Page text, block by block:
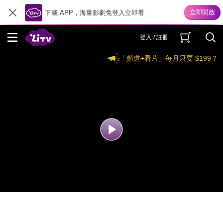
下載 APP，海量影劇免登入立即看
登入 / 註冊
「頻道+看片」每月只要 $199？